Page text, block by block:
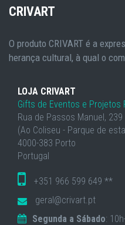
CRIVART
O produto CRIVART é a
herança cultural, à qual o
LOJA CRIVART
Gifts de Eventos e Projetos
Rua de Passos Manuel, 239
(Ao Coliseu - Parque de
4000-383 Porto
Portugal
+351 966 599 649 **
geral@crivart.pt
Segunda a Sábado: